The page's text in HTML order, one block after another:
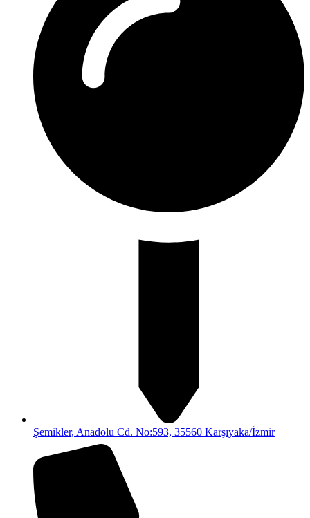
Şemikler, Anadolu Cd. No:593, 35560 Karşıyaka/İzmir